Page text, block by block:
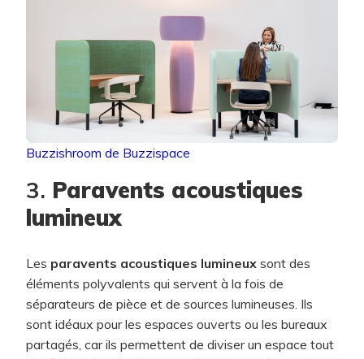
Buzzishroom de Buzzispace
3. Paravents acoustiques
lumineux
Les paravents acoustiques lumineux sont des
éléments polyvalents qui servent à la fois de
séparateurs de pièce et de sources lumineuses. Ils
sont idéaux pour les espaces ouverts ou les bureaux
partagés, car ils permettent de diviser un espace tout